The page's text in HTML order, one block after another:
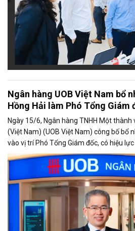
Ngân hàng UOB Việt Nam bổ
Hồng Hải làm Phó Tổng Giám
Ngày 15/6, Ngân hàng TNHH Một
(Việt Nam) (UOB Việt Nam) công bố bổ
vào vị trí Phó Tổng Giám đốc, có hiệu